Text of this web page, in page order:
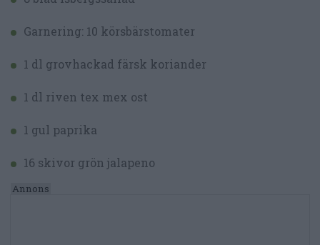
Garnering: 10 körsbärstomater
1 dl grovhackad färsk koriander
1 dl riven tex mex ost
1 gul paprika
16 skivor grön jalapeno